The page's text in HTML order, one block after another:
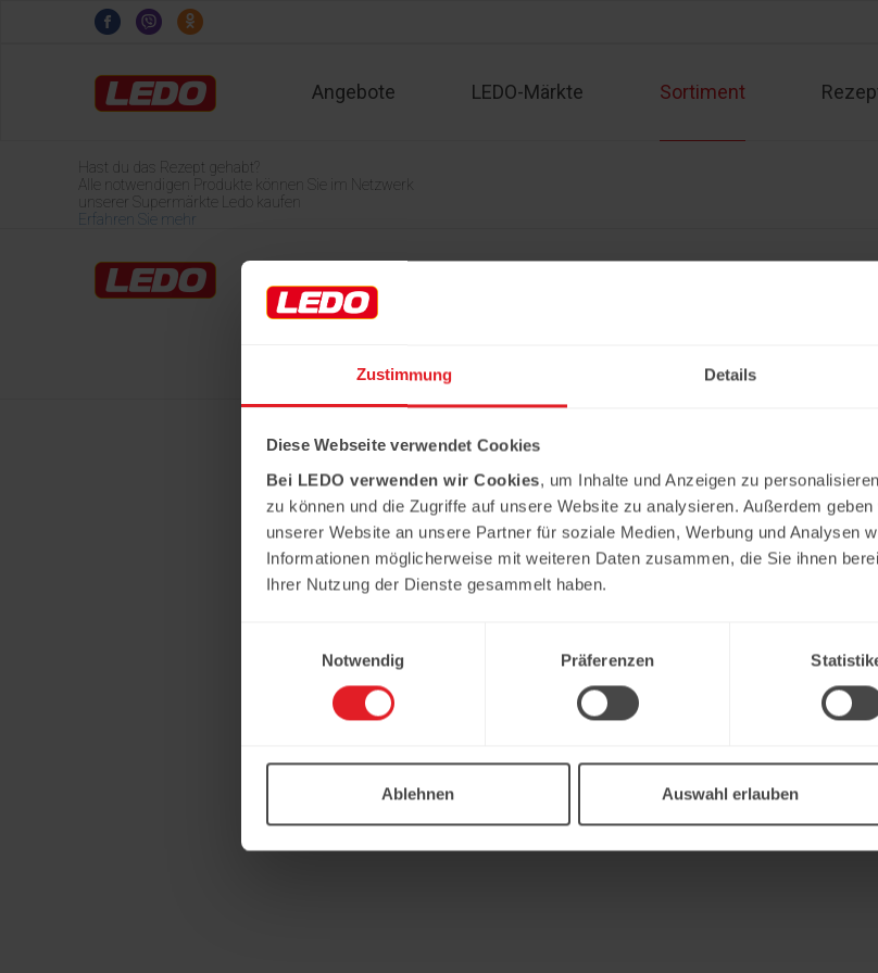
Zustimmung Details
Diese Webseite verwendet Cookies
Bei LEDO verwenden wir Cookies, um Inhalte und Anzeigen zu
zu können und die Zugriffe auf unsere Website zu analysieren. Außerdem
unserer Website an unsere Partner für soziale Medien, Werbung und Analysen
Informationen möglicherweise mit weiteren Daten zusammen, die Sie ihnen
Ihrer Nutzung der Dienste gesammelt haben.
Notwendig
Präferenzen
Ablehnen Auswahl erlauben
Angebote LEDO-Märkte Sortiment
Hast du das Rezept gehabt?
Alle notwendigen Produkte können Sie im Netzwerk
unserer Supermärkte Ledo kaufen
Erfahren Sie mehr
LEDO-Märkte
Über Ledo
Copyright © 2026